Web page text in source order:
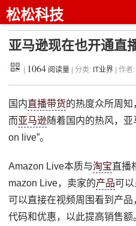
松松科技
亚马逊现在也开通直
1064 阅读量 | 分类: IT业界 | 作
国内直播带货的热度众所周知
而亚马逊随着国内的热风，
on live”。
Amazon Live本质与淘宝直播
mazon Live，卖家的产品可
可以直接在视频周围看到产
代码和优惠，以此提高销售额